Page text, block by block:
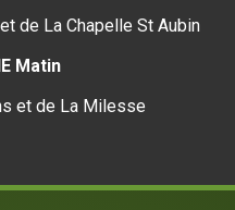
de La Chapelle St Aubin
Matin
et de La Milesse